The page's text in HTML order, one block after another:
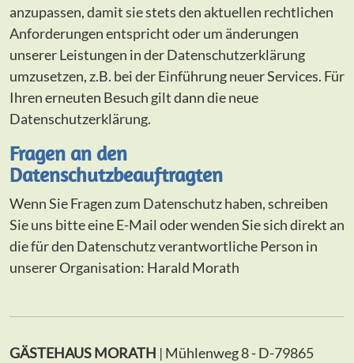
anzupassen, damit sie stets den aktuellen rechtlichen
Anforderungen entspricht oder um änderungen
unserer Leistungen in der Datenschutzerklärung
umzusetzen, z.B. bei der Einführung neuer Services. Für
Ihren erneuten Besuch gilt dann die neue
Datenschutzerklärung.
Fragen an den
Datenschutzbeauftragten
Wenn Sie Fragen zum Datenschutz haben, schreiben
Sie uns bitte eine E-Mail oder wenden Sie sich direkt an
die für den Datenschutz verantwortliche Person in
unserer Organisation: Harald Morath
GÄSTEHAUS MORATH | Mühlenweg 8 - D-79865